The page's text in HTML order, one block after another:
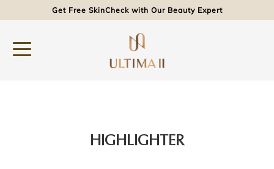
Get Free SkinCheck with Our Beauty Expert
HIGHLIGHTER